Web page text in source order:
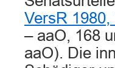
VersR 1980,
– aaO, 168
aaO). Die